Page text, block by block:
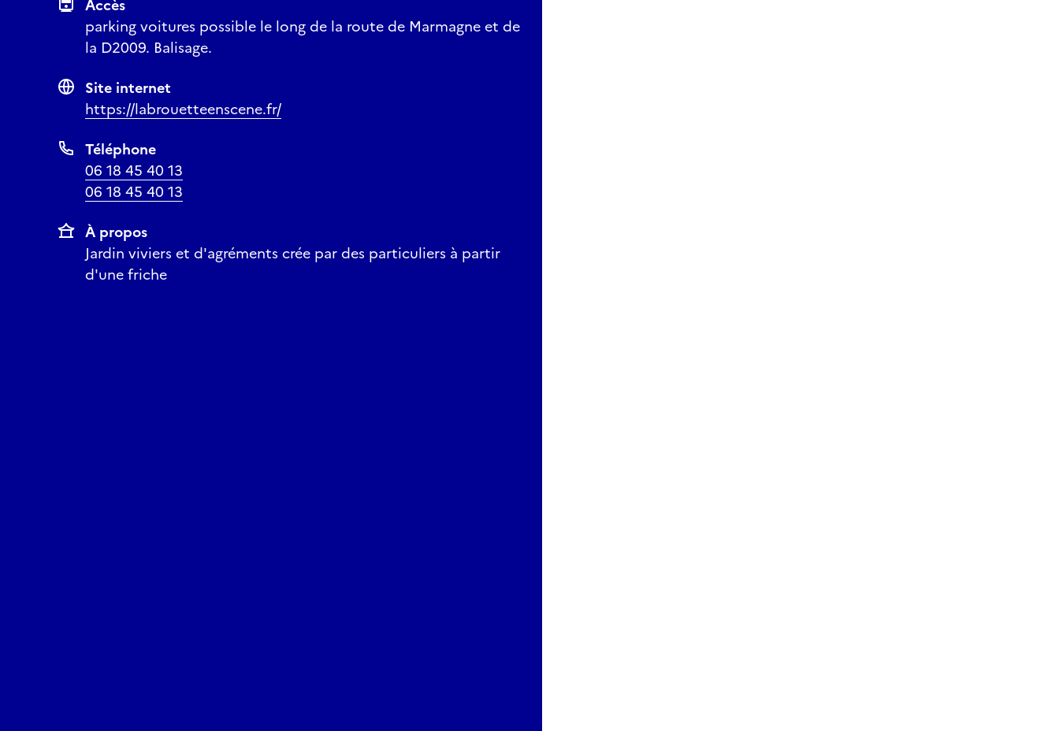
Accès
parking voitures possible le long de la route de Marmagne et de
la D2009. Balisage.
Site internet
https://labrouetteenscene.fr/
Téléphone
06 18 45 40 13
06 18 45 40 13
À propos
Jardin viviers et d'agréments crée par des particuliers à partir
d'une friche